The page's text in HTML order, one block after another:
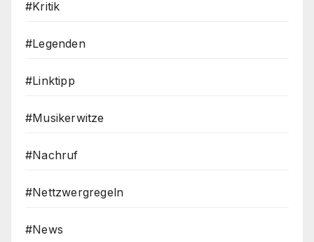
#Kritik
#Legenden
#Linktipp
#Musikerwitze
#Nachruf
#Nettzwergregeln
#News